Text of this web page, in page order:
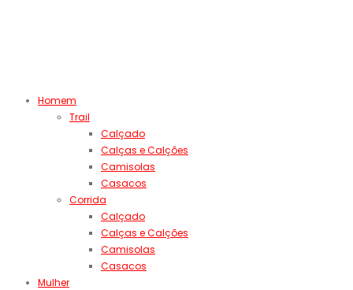
Homem
Trail
Calçado
Calças e Calções
Camisolas
Casacos
Corrida
Calçado
Calças e Calções
Camisolas
Casacos
Mulher